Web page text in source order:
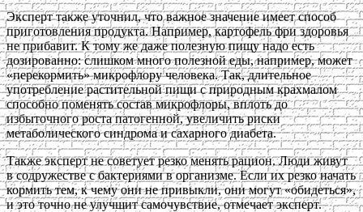
Эксперт также уточнил, что важное значение имеет способ
приготовления продукта. Например, картофель фри здоровья
не прибавит. К тому же даже полезную пищу надо есть
дозированно: слишком много полезной еды, например, может
«перекормить» микрофлору человека. Так, длительное
употребление растительной пищи с природным крахмалом
способно поменять состав микрофлоры, вплоть до
избыточного роста патогенной, увеличить риски
метаболического синдрома и сахарного диабета.
Также эксперт не советует резко менять рацион. Люди живут
в содружестве с бактериями в организме. Если их резко начать
кормить тем, к чему они не привыкли, они могут «обидеться»,
и это точно не улучшит самочувствие, отмечает эксперт.